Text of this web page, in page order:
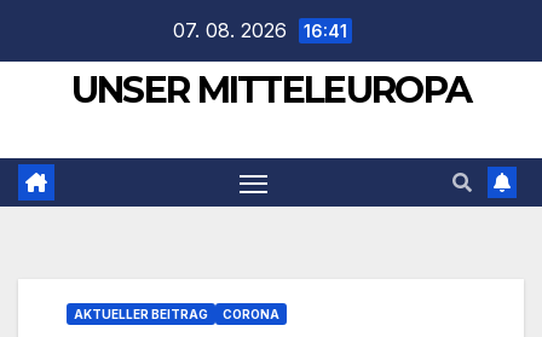
springen
07. 08. 2026 16:41
UNSER MITTELEUROPA
AKTUELLER BEITRAG CORONA